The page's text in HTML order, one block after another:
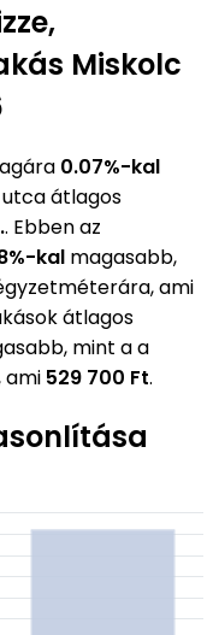
Miskolc
0.07%-kal
átlagos
. Ebben az
kal magasabb,
ami
átlagos
mint a a
ami 529 700 Ft.